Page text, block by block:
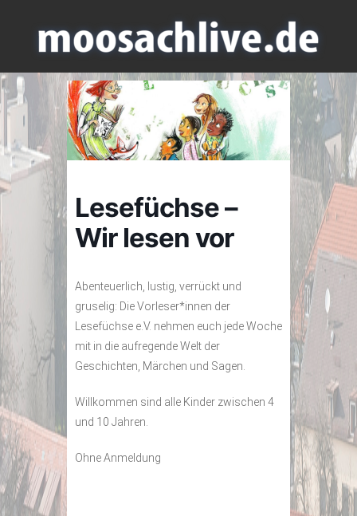
Lesefüchse –
Wir lesen vor
Abenteuerlich, lustig, verrückt und
gruselig: Die Vorleser*innen der
Lesefüchse e.V. nehmen euch jede Woche
mit in die aufregende Welt der
Geschichten, Märchen und Sagen.
Willkommen sind alle Kinder zwischen 4
und 10 Jahren.
Ohne Anmeldung